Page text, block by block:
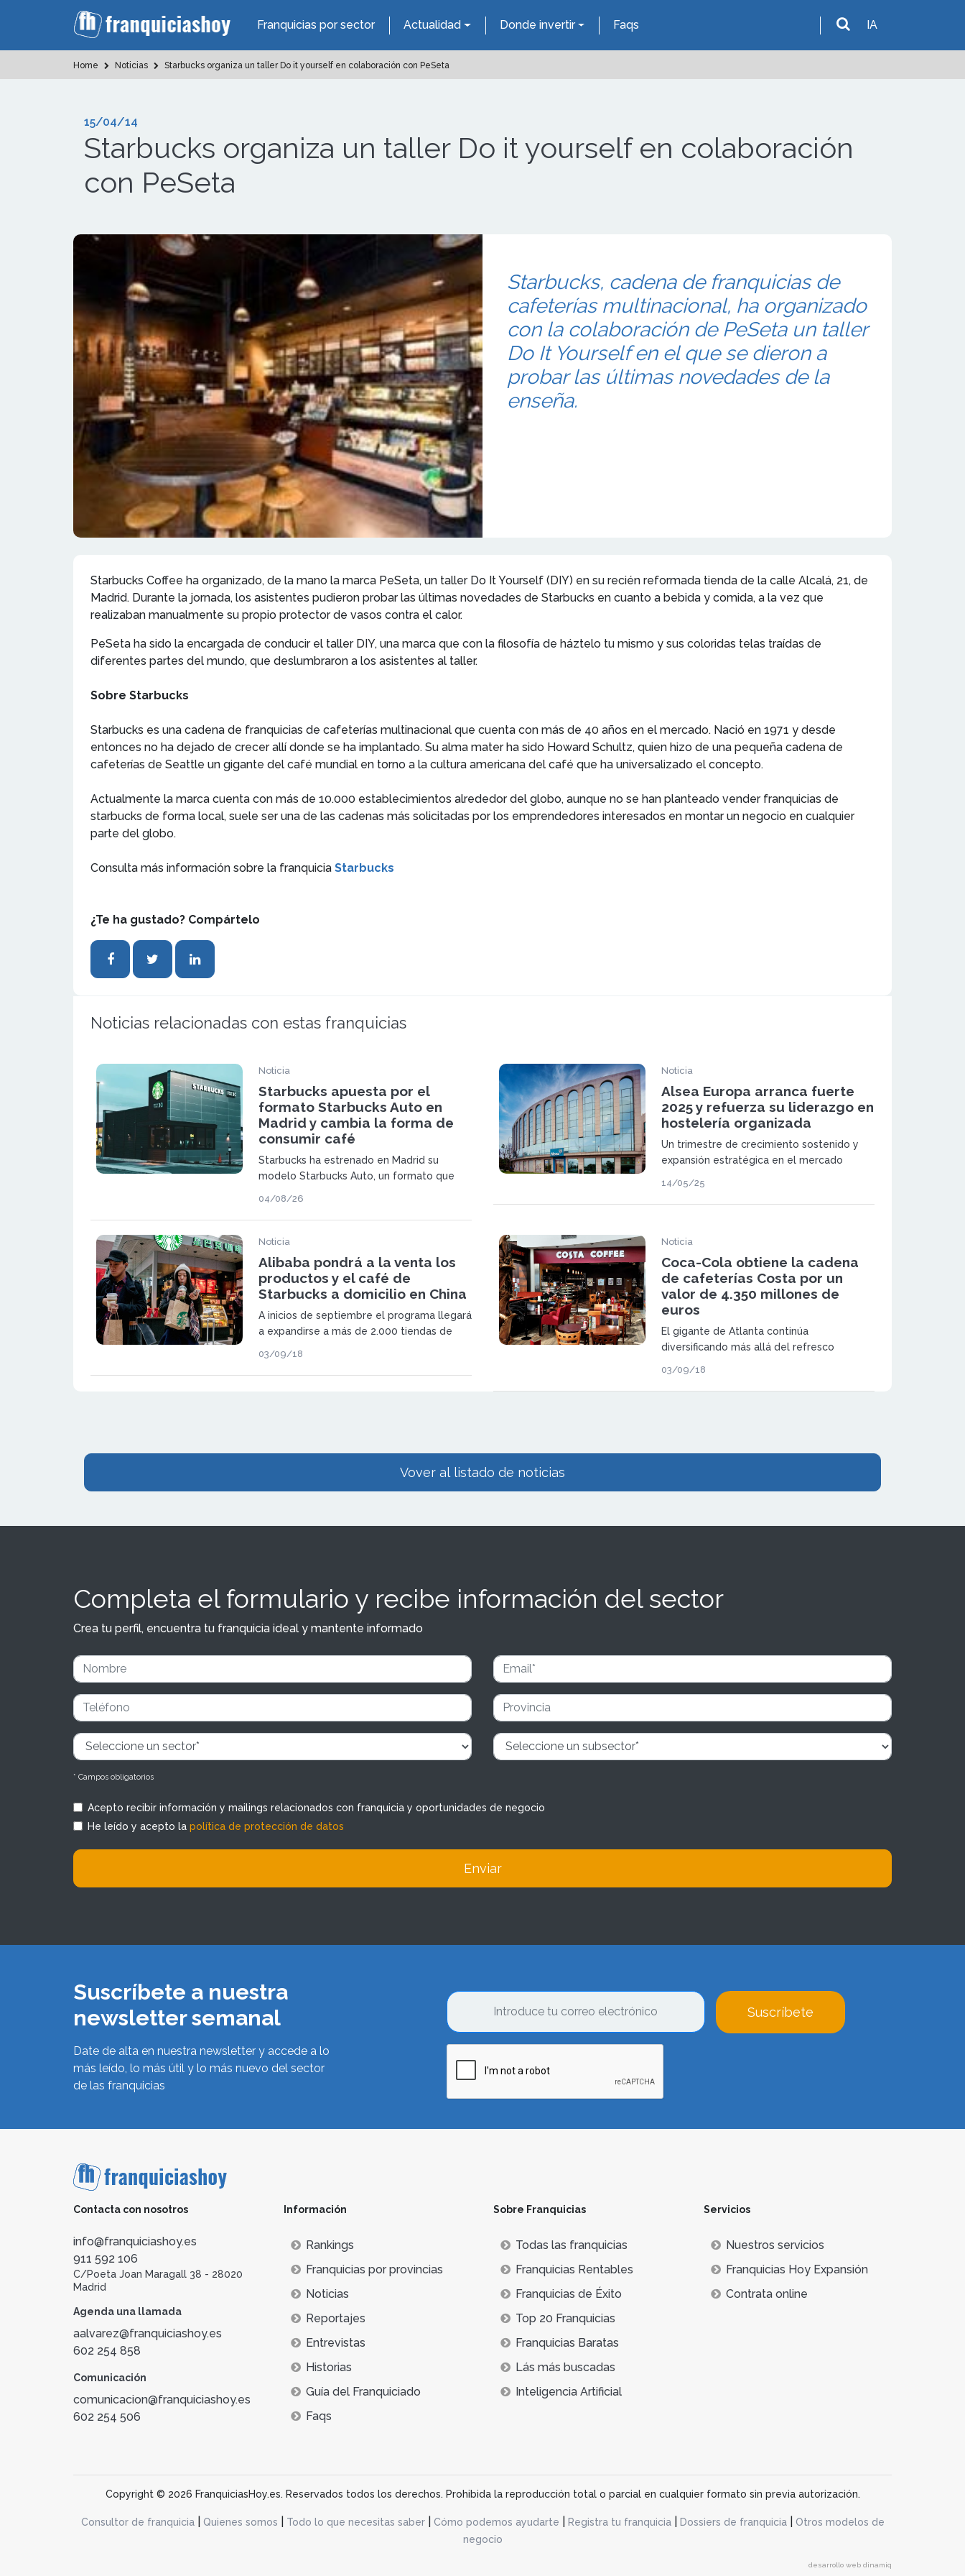
Franquicias por sector Actualidad Donde invertir Faqs IA
Home Noticias Starbucks organiza un taller Do it yourself en colaboración con PeSeta
15/04/14
Starbucks organiza un taller Do it yourself en colaboración
con PeSeta
Starbucks, cadena de franquicias de
cafeterías multinacional, ha organizado
con la colaboración de PeSeta un taller
Do It Yourself en el que se dieron a
probar las últimas novedades de la
enseña.
Starbucks Coffee ha organizado, de la mano la marca PeSeta, un taller Do It Yourself (DIY) en su recién reformada tienda de la calle Alcalá, 21, de
Madrid. Durante la jornada, los asistentes pudieron probar las últimas novedades de Starbucks en cuanto a bebida y comida, a la vez que
realizaban manualmente su propio protector de vasos contra el calor.
PeSeta ha sido la encargada de conducir el taller DIY, una marca que con la filosofía de háztelo tu mismo y sus coloridas telas traídas de
diferentes partes del mundo, que deslumbraron a los asistentes al taller.
Sobre Starbucks
Starbucks es una cadena de franquicias de cafeterías multinacional que cuenta con más de 40 años en el mercado. Nació en 1971 y desde
entonces no ha dejado de crecer allí donde se ha implantado. Su alma mater ha sido Howard Schultz, quien hizo de una pequeña cadena de
cafeterías de Seattle un gigante del café mundial en torno a la cultura americana del café que ha universalizado el concepto.
Actualmente la marca cuenta con más de 10.000 establecimientos alrededor del globo, aunque no se han planteado vender franquicias de
starbucks de forma local, suele ser una de las cadenas más solicitadas por los emprendedores interesados en montar un negocio en cualquier
parte del globo.
Consulta más información sobre la franquicia Starbucks
¿Te ha gustado? Compártelo
Noticias relacionadas con estas franquicias
Noticia
Starbucks apuesta por el
formato Starbucks Auto en
Madrid y cambia la forma de
consumir café
Starbucks ha estrenado en Madrid su
modelo Starbucks Auto, un formato que
estrategia de la marca en España. Las
aperturas inauguran una forma de consumo
más rápida y adaptada a la movilidad diaria.
04/08/26
Noticia
Alsea Europa arranca fuerte
2025 y refuerza su liderazgo en
hostelería organizada
Un trimestre de crecimiento sostenido y
expansión estratégica en el mercado
14/05/25
Noticia
Alibaba pondrá a la venta los
productos y el café de
Starbucks a domicilio en China
A inicios de septiembre el programa llegará
a expandirse a más de 2.000 tiendas de
03/09/18
Noticia
Coca-Cola obtiene la cadena
de cafeterías Costa por un
valor de 4.350 millones de
euros
El gigante de Atlanta continúa
diversificando más allá del refresco
03/09/18
Vover al listado de noticias
Completa el formulario y recibe información del sector
Crea tu perfil, encuentra tu franquicia ideal y mantente informado
* Campos obligatorios
Acepto recibir información y mailings relacionados con franquicia y oportunidades de negocio
He leído y acepto la política de protección de datos
Enviar
Suscríbete a nuestra
newsletter semanal
Date de alta en nuestra newsletter y accede a lo
más leído, lo más útil y lo más nuevo del sector
de las franquicias
Suscríbete
Contacta con nosotros
info@franquiciashoy.es
911 592 106
C/Poeta Joan Maragall 38 - 28020
Madrid
Agenda una llamada
aalvarez@franquiciashoy.es
602 254 858
Comunicación
comunicacion@franquiciashoy.es
602 254 506
Información
Rankings
Franquicias por provincias
Noticias
Reportajes
Entrevistas
Historias
Guía del Franquiciado
Faqs
Sobre Franquicias
Todas las franquicias
Franquicias Rentables
Franquicias de Éxito
Top 20 Franquicias
Franquicias Baratas
Lás más buscadas
Inteligencia Artificial
Servicios
Nuestros servicios
Franquicias Hoy Expansión
Contrata online
Copyright © 2026 FranquiciasHoy.es. Reservados todos los derechos. Prohibida la reproducción total o parcial en cualquier formato sin previa autorización.
Consultor de franquicia| Quienes somos Todo lo que necesitas saber| Cómo podemos ayudarte Registra tu franquicia| Dossiers de franquicia|
Otros modelos de
negocio
desarrollo web dinamiq